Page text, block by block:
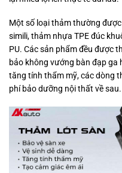
Một số loại thảm thường
simili, thảm nhựa TPE đúc
PU. Các sản phẩm đều được
bảo không vướng bàn đạp ga
tăng tính thẩm mỹ, các dòng
phí bảo dưỡng nội thất về sau.